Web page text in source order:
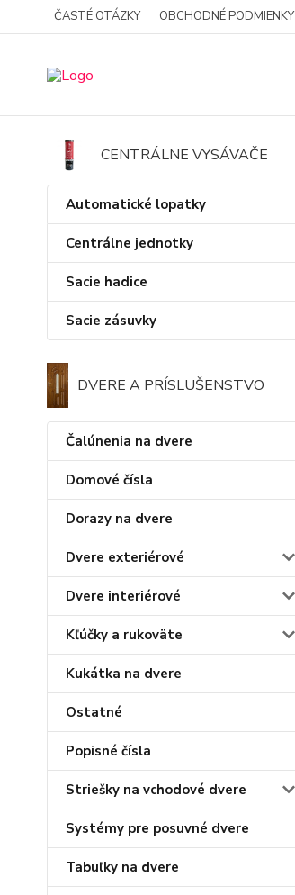
ČASTÉ OTÁZKY OBCHODNÉ PODMIENKY
CENTRÁLNE VYSÁVAČE
Automatické lopatky
Centrálne jednotky
Sacie hadice
Sacie zásuvky
DVERE A PRÍSLUŠENSTVO
Čalúnenia na dvere
Domové čísla
Dorazy na dvere
Dvere exteriérové
Dvere interiérové
Kľúčky a rukoväte
Kukátka na dvere
Ostatné
Popisné čísla
Striešky na vchodové dvere
Systémy pre posuvné dvere
Tabuľky na dvere